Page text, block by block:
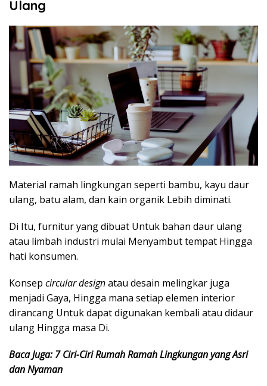
Ulang
Material ramah lingkungan seperti bambu, kayu daur
ulang, batu alam, dan kain organik Lebih diminati.
Di Itu, furnitur yang dibuat Untuk bahan daur ulang
atau limbah industri mulai Menyambut tempat Hingga
hati konsumen.
Konsep circular designatau desain melingkar juga
menjadi Gaya, Hingga mana setiap elemen interior
dirancang Untuk dapat digunakan kembali atau didaur
ulang Hingga masa Di.
Baca Juga: 7 Ciri-Ciri Rumah Ramah Lingkungan yang Asri
dan Nyaman